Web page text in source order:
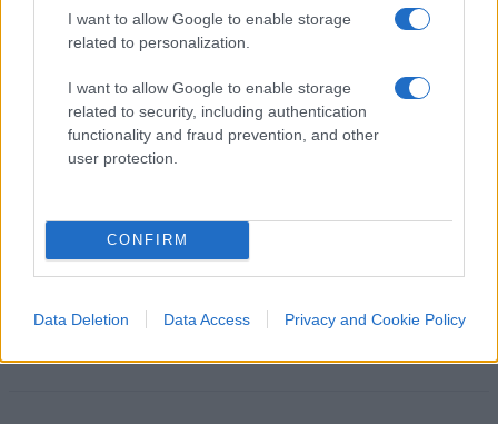
I want to allow Google to enable storage
related to personalization.
I want to allow Google to enable storage
related to security, including authentication
functionality and fraud prevention, and other
user protection.
CONFIRM
Data Deletion Data Access Privacy and Cookie Policy
29
SEDUTE SATIRICHE
Vignetta del 07/08/2026
Vai all'archivio delle vignette